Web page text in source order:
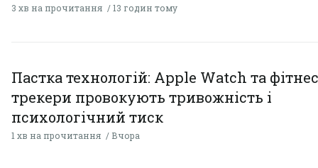
3 хв на прочитання 13 годин тому
Пастка технологій: Apple Watch та
трекери провокують тривожність і
психологічний тиск
1 хв на прочитання Вчора